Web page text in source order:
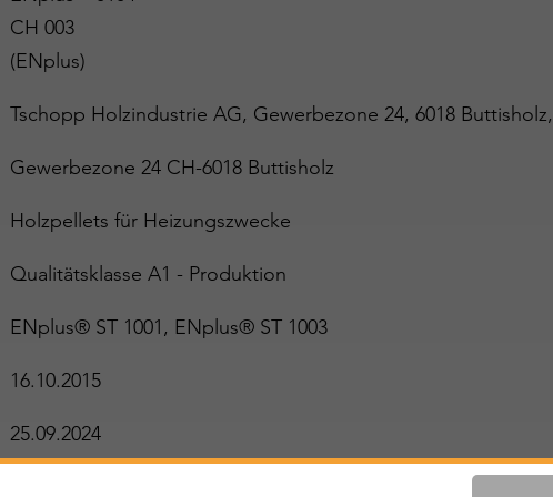
CH 003
(ENplus)
Tschopp Holzindustrie AG, Gewerbezone 24, 6018
Gewerbezone 24 CH-6018 Buttisholz
Holzpellets für Heizungszwecke
Qualitätsklasse A1 - Produktion
ENplus® ST 1001, ENplus® ST 1003
16.10.2015
25.09.2024